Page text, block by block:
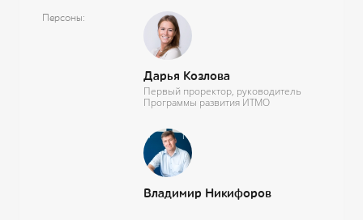
Персоны
Дарья Козлова
Первый проректор, руководитель
Программы развития ИТМО
Владимир Никифоров